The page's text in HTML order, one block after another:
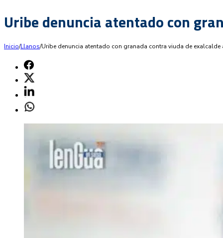
Uribe denuncia atentado con
Inicio/Llanos/Uribe denuncia atentado con granada contra viuda de exalcalde